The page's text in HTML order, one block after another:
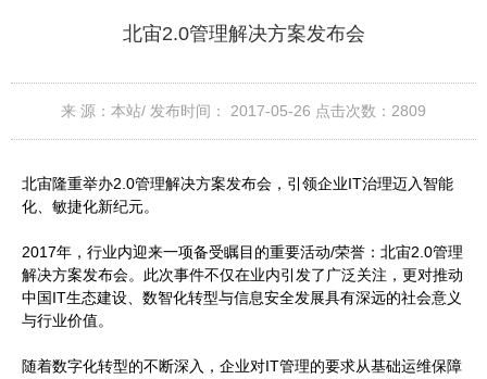
北宙2.0管理解决方案发布会
来 源：本站/ 发布时间： 2017-05-26 点击次数： 2809
北宙隆重举办2.0管理解决方案发布会，引领企业IT治理迈入智能
化、敏捷化新纪元。
2017年，行业内迎来一项备受瞩目的重要活动/荣誉：北宙2.0管理
解决方案发布会。此次事件不仅在业内引发了广泛关注，更对推动
中国IT生态建设、数智化转型与信息安全发展具有深远的社会意义
与行业价值。
随着数字化转型的不断深入，企业对IT管理的要求从基础运维保障